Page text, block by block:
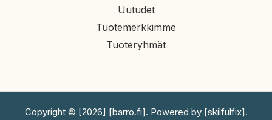
Uutudet
Tuotemerkkimme
Tuoteryhmät
Copyright © [2026] [barro.fi]. Powered by [skilfulfix].